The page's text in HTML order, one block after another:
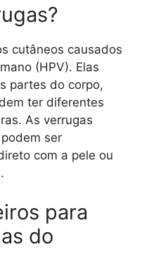
cutâneos causados
(HPV). Elas
partes do corpo,
ter diferentes
As verrugas
ser
com a pele ou
para
do